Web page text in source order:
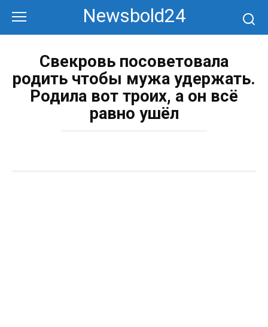
контенту
Newsbold24
Свекровь посоветовала
родить чтобы мужа удержать.
Родила вот троих, а он всё
равно ушёл